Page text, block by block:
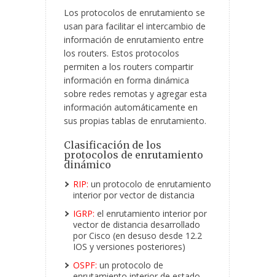
Los protocolos de enrutamiento se
usan para facilitar el intercambio de
información de enrutamiento entre
los routers. Estos protocolos
permiten a los routers compartir
información en forma dinámica
sobre redes remotas y agregar esta
información automáticamente en
sus propias tablas de enrutamiento.
Clasificación de los
protocolos de enrutamiento
dinámico
RIP: un protocolo de enrutamiento
interior por vector de distancia
IGRP: el enrutamiento interior por
vector de distancia desarrollado
por Cisco (en desuso desde 12.2
IOS y versiones posteriores)
OSPF: un protocolo de